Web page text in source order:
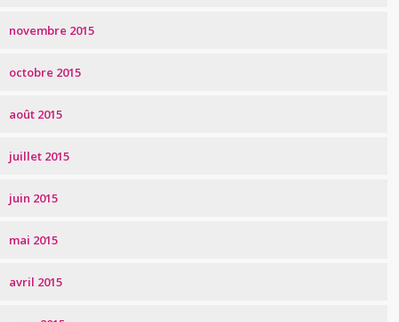
novembre 2015
octobre 2015
août 2015
juillet 2015
juin 2015
mai 2015
avril 2015